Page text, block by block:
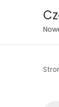
S
p
S
p